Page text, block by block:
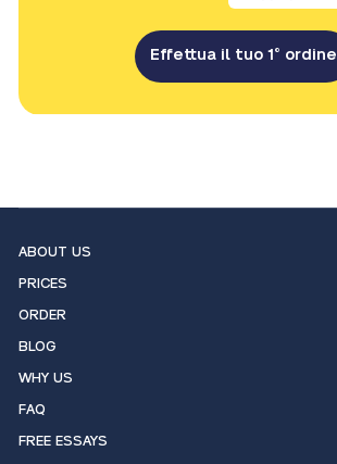
Effettua il tuo 1° ordine
ABOUT US
PRICES
ORDER
BLOG
WHY US
FAQ
FREE ESSAYS